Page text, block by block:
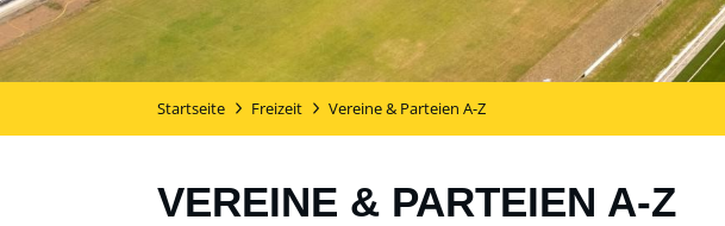
Startseite Freizeit Vereine & Parteien A-Z
VEREINE & PARTEIEN A-Z